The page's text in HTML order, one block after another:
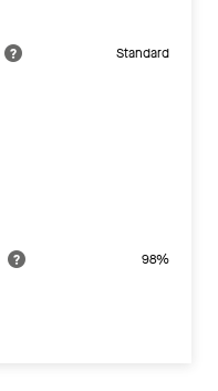
Standard
98%